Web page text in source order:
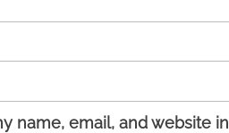
name, email, and website